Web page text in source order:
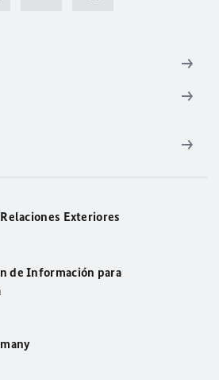
Exteriores
de Información para